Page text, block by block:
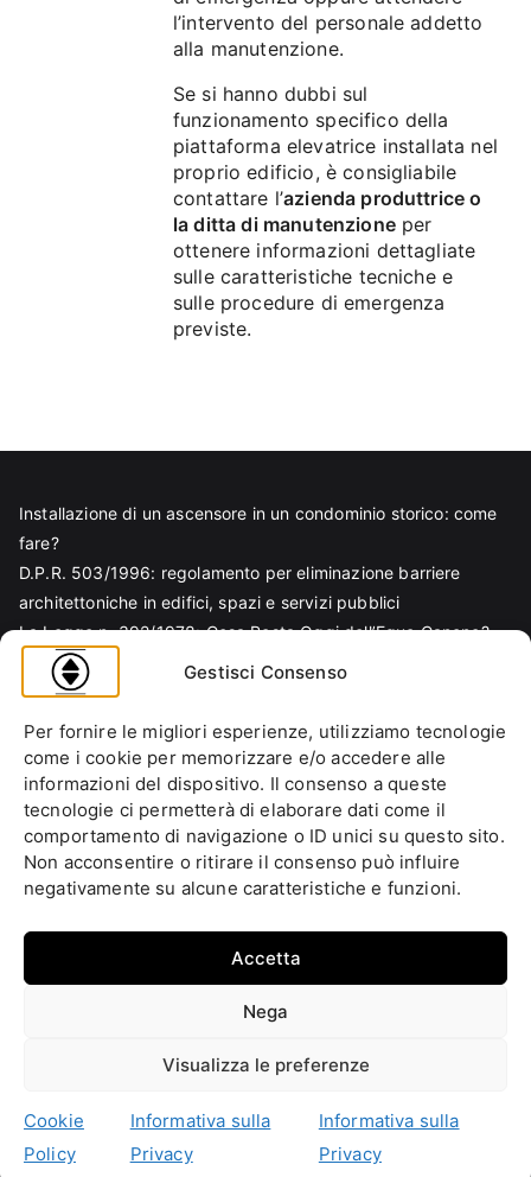
Gestisci Consenso
Per fornire le migliori esperienze, utilizziamo tecnologie
come i cookie per memorizzare e/o accedere alle
informazioni del dispositivo. Il consenso a queste
tecnologie ci permetterà di elaborare dati come il
comportamento di navigazione o ID unici su questo sito.
Non acconsentire o ritirare il consenso può influire
negativamente su alcune caratteristiche e funzioni.
Accetta
Nega
Visualizza le preferenze
Cookie
Policy
Informativa sulla
Privacy
Informativa sulla
Privacy
l’intervento del personale addetto
alla manutenzione.
Se si hanno dubbi sul
funzionamento specifico della
piattaforma elevatrice installata nel
proprio edificio, è consigliabile
contattare l’azienda produttrice o
la ditta di manutenzioneper
ottenere informazioni dettagliate
sulle caratteristiche tecniche e
sulle procedure di emergenza
previste.
Installazione di un ascensore in un condominio storico: come
fare?
D.P.R. 503/1996: regolamento per eliminazione barriere
architettoniche in edifici, spazi e servizi pubblici
La Legge n. 392/1978: Cosa Resta Oggi dell’Equo Canone?
Legge Regionale n. 6/1989: Analisi Tecnica per Progettisti e
Amministratori
Norma EN 81-70 e sicurezza nella progettazione ascensore
Ascensore Condominiale
Barriere Architettoniche
Codice Civile
Condominio
Decreto Ministeriale
Decreto Presidente della Repubblica
Ente italiano di normazione
Ente Nazionale di Unificazione
Normative Europee
contatti@forumascensori.it